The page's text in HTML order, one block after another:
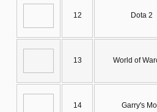
12 Dota 2
13 World of
14 Garry's